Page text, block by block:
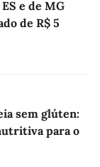
e de MG
de R$ 5
sem glúten:
para o